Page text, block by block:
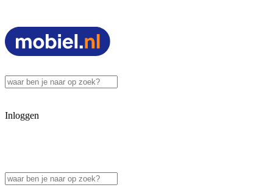
Inloggen